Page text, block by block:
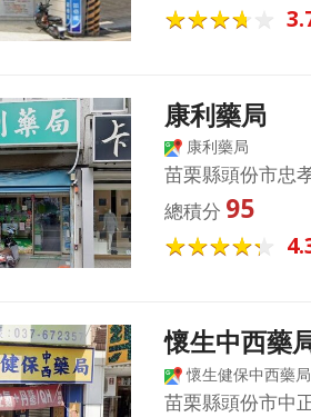
康利藥局
康利藥局
苗栗縣頭份市忠
總積分 95
懷生中西藥
懷生健保中西藥局
苗栗縣頭份市中